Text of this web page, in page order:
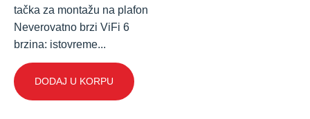
tačka za montažu na plafon
Neverovatno brzi ViFi 6
brzina: istovreme...
DODAJ U KORPU